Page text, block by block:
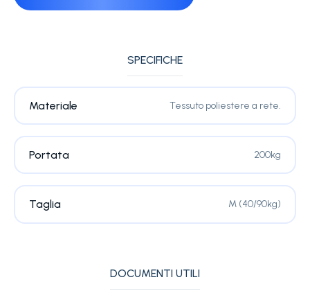
SPECIFICHE
Materiale Tessuto poliestere a rete.
Portata 200kg
Taglia M (40/90kg)
DOCUMENTI UTILI